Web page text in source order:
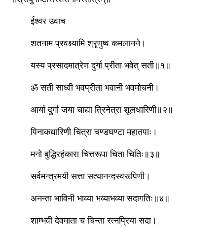
ईश्‍वर उवाच
शतनाम प्रवक्ष्यामि श्रृणुष्व​ कमलानने।
यस्य प्रसादमात्रेण दुर्गा प्रीता भवेत् सती॥१॥
ॐ सती साध्वी भवप्रीता भवानी भवमोचनी।
आर्या दुर्गा जया चाद्या त्रिनेत्रा शूलधारिणी॥२॥
पिनाकधारिणी चित्रा चण्डघण्टा महातपाः।
मनो बुद्धिरहंकारा चित्तरूपा चिता चितिः॥३॥
सर्वमन्त्रमयी सत्ता सत्यानन्दस्वरूपिणी।
अनन्ता भाविनी भाव्या भव्याभव्या सदागतिः॥४॥
शाम्भवी देवमाता च चिन्ता रत्‍‌नप्रिया सदा।